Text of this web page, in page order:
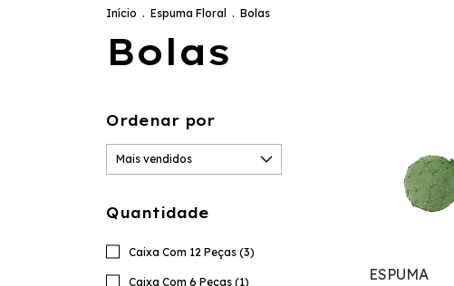
Início . Espuma Floral . Bolas
Bolas
Ordenar por
Quantidade
Caixa Com 12 Peças (3)
Caixa Com 6 Peças (1)
ESPUMA